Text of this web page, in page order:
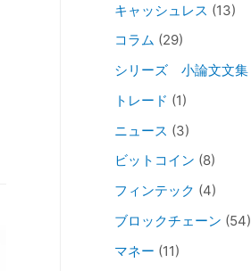
キャッシュレス (13)
コラム (29)
シリーズ 小論文文集
トレード (1)
ニュース (3)
ビットコイン (8)
フィンテック (4)
ブロックチェーン (54)
マネー (11)